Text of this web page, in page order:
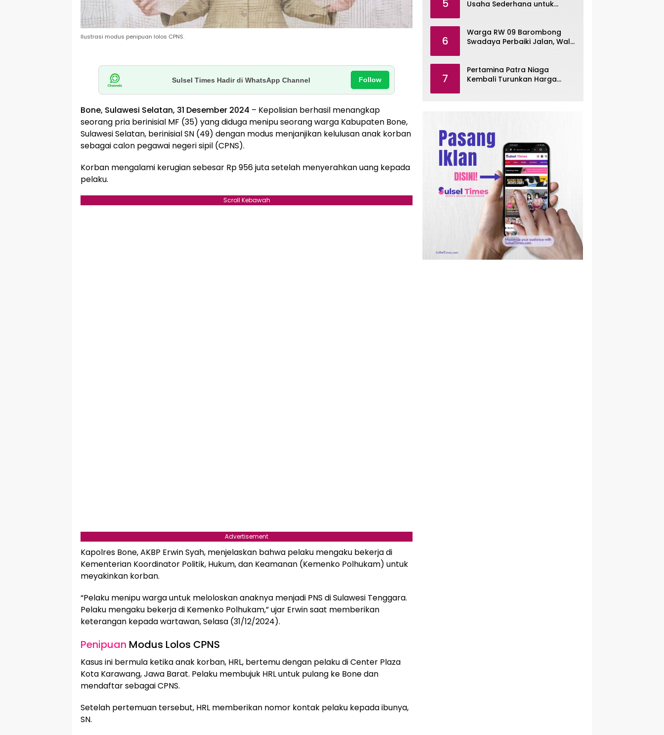
Ilustrasi modus penipuan lolos CPNS.
Sulsel Times Hadir di WhatsApp Channel Follow
Bone, Sulawesi Selatan, 31 Desember 2024 – Kepolisian berhasil menangkap
seorang pria berinisial MF (35) yang diduga menipu seorang warga Kabupaten Bone,
Sulawesi Selatan, berinisial SN (49) dengan modus menjanjikan kelulusan anak korban
sebagai calon pegawai negeri sipil (CPNS).
Korban mengalami kerugian sebesar Rp 956 juta setelah menyerahkan uang kepada
pelaku.
Scroll Kebawah
Advertisement
Kapolres Bone, AKBP Erwin Syah, menjelaskan bahwa pelaku mengaku bekerja di
Kementerian Koordinator Politik, Hukum, dan Keamanan (Kemenko Polhukam) untuk
meyakinkan korban.
“Pelaku menipu warga untuk meloloskan anaknya menjadi PNS di Sulawesi Tenggara.
Pelaku mengaku bekerja di Kemenko Polhukam,” ujar Erwin saat memberikan
keterangan kepada wartawan, Selasa (31/12/2024).
Penipuan Modus Lolos CPNS
Kasus ini bermula ketika anak korban, HRL, bertemu dengan pelaku di Center Plaza
Kota Karawang, Jawa Barat. Pelaku membujuk HRL untuk pulang ke Bone dan
mendaftar sebagai CPNS.
Setelah pertemuan tersebut, HRL memberikan nomor kontak pelaku kepada ibunya,
SN.
5
Usaha Sederhana untuk
6
Warga RW 09 Barombong
Swadaya Perbaiki Jalan, Wali
7
Pertamina Patra Niaga
Kembali Turunkan Harga